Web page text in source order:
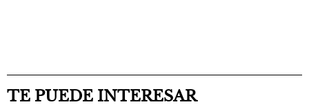
TE PUEDE INTERESAR